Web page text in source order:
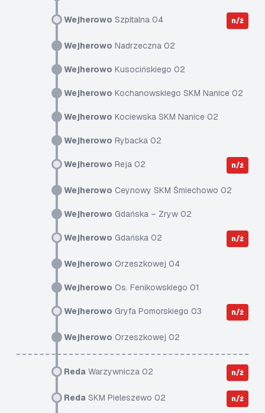
Wejherowo Szpitalna 04 n/ż
Wejherowo Nadrzeczna 02
Wejherowo Kusocińskiego 02
Wejherowo Kochanowskiego SKM Nanice 02
Wejherowo Kociewska SKM Nanice 02
Wejherowo Rybacka 02
Wejherowo Reja 02 n/ż
Wejherowo Ceynowy SKM Śmiechowo 02
Wejherowo Gdańska – Zryw 02
Wejherowo Gdańska 02 n/ż
Wejherowo Orzeszkowej 04
Wejherowo Os. Fenikowskiego 01
Wejherowo Gryfa Pomorskiego 03 n/ż
Wejherowo Orzeszkowej 02
Reda Warzywnicza 02 n/ż
Reda SKM Pieleszewo 02 n/ż